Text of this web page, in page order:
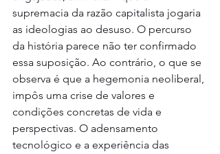
supremacia da razão capitalista jogaria
as ideologias ao desuso. O percurso
da história parece não ter confirmado
essa suposição. Ao contrário, o que se
observa é que a hegemonia neoliberal,
impôs uma crise de valores e
condições concretas de vida e
perspectivas. O adensamento
tecnológico e a experiência das